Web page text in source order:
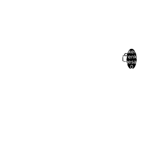
Artikel im
Warenkorb
insgesamt:
0